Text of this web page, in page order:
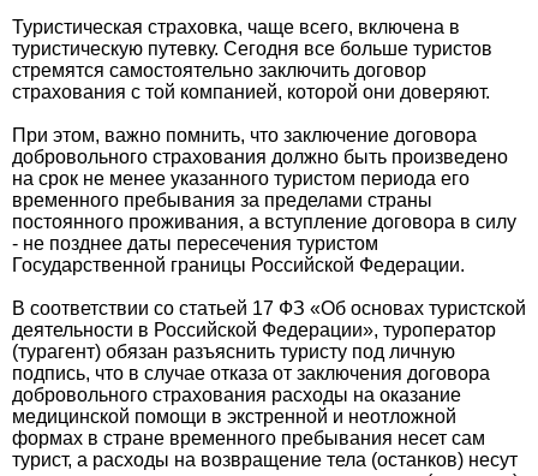
Туристическая страховка, чаще всего, включена в
туристическую путевку. Сегодня все больше туристов
стремятся самостоятельно заключить договор
страхования с той компанией, которой они доверяют.
При этом, важно помнить, что заключение договора
добровольного страхования должно быть произведено
на срок не менее указанного туристом периода его
временного пребывания за пределами страны
постоянного проживания, а вступление договора в силу
- не позднее даты пересечения туристом
Государственной границы Российской Федерации.
В соответствии со статьей 17 ФЗ «Об основах туристской
деятельности в Российской Федерации», туроператор
(турагент) обязан разъяснить туристу под личную
подпись, что в случае отказа от заключения договора
добровольного страхования расходы на оказание
медицинской помощи в экстренной и неотложной
формах в стране временного пребывания несет сам
турист, а расходы на возвращение тела (останков) несут